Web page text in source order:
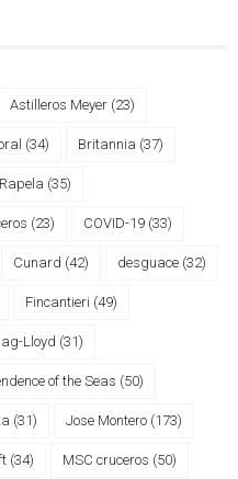
Astilleros Meyer (23)
(34) Britannia (37)
(35)
(23) COVID-19 (33)
Cunard (42) desguace (32)
Fincantieri (49)
Lloyd (31)
of the Seas (50)
(31) Jose Montero (173)
(34) MSC cruceros (50)